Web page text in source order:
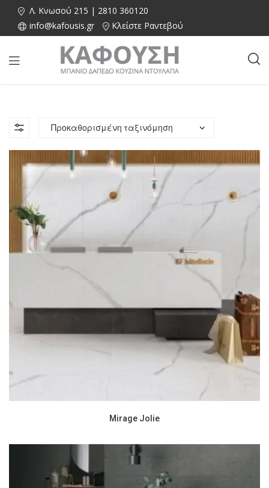
Λ. Κνωσού 215 | 2810 360120
info@kafousis.gr
Κλείστε Ραντεβού
Mirage Jolie